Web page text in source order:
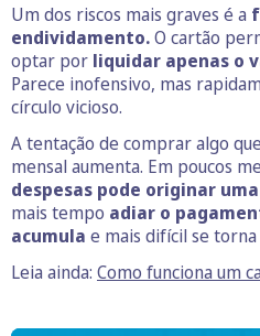
Um dos riscos mais graves é a
endividamento.O cartão
optar por liquidar apenas o
Parece inofensivo, mas
círculo vicioso.
A tentação de comprar algo
mensal aumenta. Em poucos
despesas pode originar
mais tempo adiar o
acumula e mais difícil se torna
Leia ainda: Como funciona um